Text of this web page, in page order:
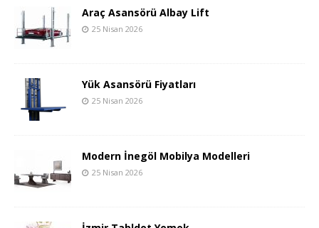
Araç Asansörü Albay Lift
25 Nisan 2026
Yük Asansörü Fiyatları
25 Nisan 2026
Modern İnegöl Mobilya Modelleri
25 Nisan 2026